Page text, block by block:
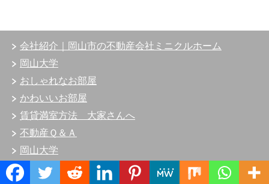
会社紹介｜岡山市の不動産会社ミニクルホーム
岡山大学
おしゃれなお部屋
かわいいお部屋
賃貸満室方法 大家さんへ
不動産Ｑ＆Ａ
岡山大学
岡山理科大学
Translate »